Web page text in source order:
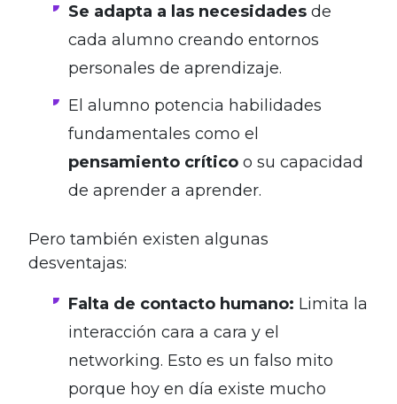
Se adapta a las necesidades de
cada alumno creando entornos
personales de aprendizaje.
El alumno potencia habilidades
fundamentales como el
pensamiento crítico o su capacidad
de aprender a aprender.
Pero también existen algunas
desventajas:
Falta de contacto humano: Limita la
interacción cara a cara y el
networking. Esto es un falso mito
porque hoy en día existe mucho